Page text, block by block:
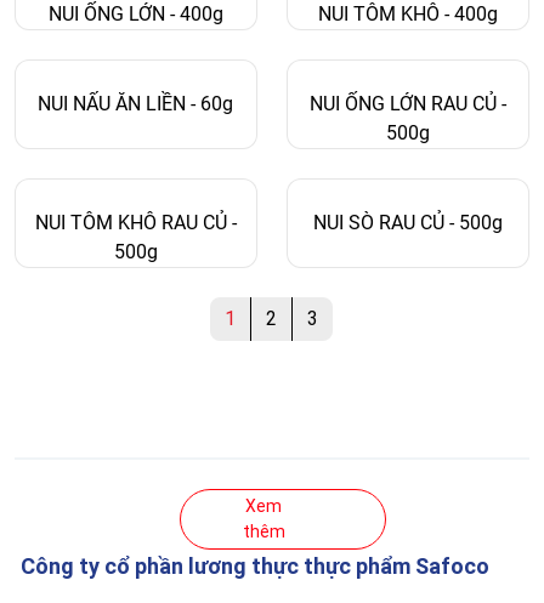
NUI ỐNG LỚN - 400g NUI TÔM KHÔ - 400g
NUI NẤU ĂN LIỀN - 60g
NUI ỐNG LỚN RAU CỦ -
500g
NUI TÔM KHÔ RAU CỦ -
500g
NUI SÒ RAU CỦ - 500g
1 2 3
Xem
thêm
Công ty cổ phần lương thực thực phẩm Safoco